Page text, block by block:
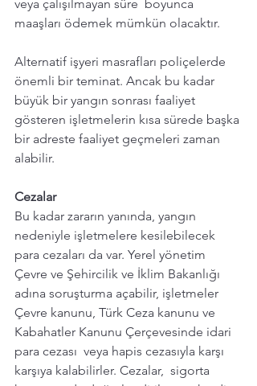
veya çalışılmayan süre  boyunca
maaşları ödemek mümkün olacaktır.
Alternatif işyeri masrafları poliçelerde
önemli bir teminat. Ancak bu kadar
büyük bir yangın sonrası faaliyet
gösteren işletmelerin kısa sürede başka
bir adreste faaliyet geçmeleri zaman
alabilir.
Cezalar
Bu kadar zararın yanında, yangın
nedeniyle işletmelere kesilebilecek
para cezaları da var. Yerel yönetim
Çevre ve Şehircilik ve İklim Bakanlığı
adına soruşturma açabilir, işletmeler
Çevre kanunu, Türk Ceza kanunu ve
Kabahatler Kanunu Çerçevesinde idari
para cezası  veya hapis cezasıyla karşı
karşıya kalabilirler. Cezalar,  sigorta